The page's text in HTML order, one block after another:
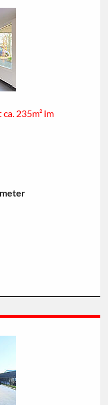
235m² im